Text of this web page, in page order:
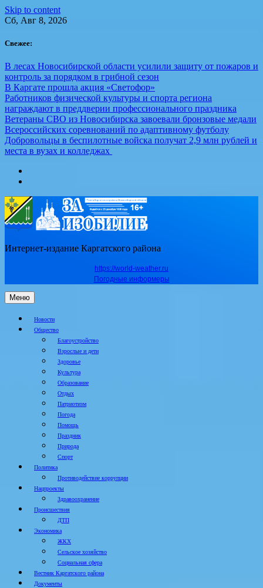
Skip to content
Сб, Авг 8, 2026
Свежее:
В лесах Новосибирской области усилили защиту от пожаров и
контроль за порядком в грибной сезон
В Каргате прошла акция «Светофор»
Работников физической культуры и спорта региона
награждают в преддверии профессионального праздника
Ветераны СВО из Новосибирска завоевали бронзовые медали
Всероссийских соревнований по адаптивному футболу
Добровольцы в беспилотные войска получат 2,9 млн рублей и
места в вузах и колледжах
Интернет-издание Каргатского района
https://world-weather.ru
Погодные информеры
Меню
Новости
Общество
Благоустройство
Взрослые и дети
Здоровье
Культура
Образование
Отдых
Патриотизм
Погода
Помощь
Праздник
Природа
Спорт
Политика
Противодействие коррупции
Нацпроекты
Здравоохранение
Происшествия
ДТП
Экономика
ЖКХ
Сельское хозяйство
Социальная сфера
Вестник Каргатского района
Документы